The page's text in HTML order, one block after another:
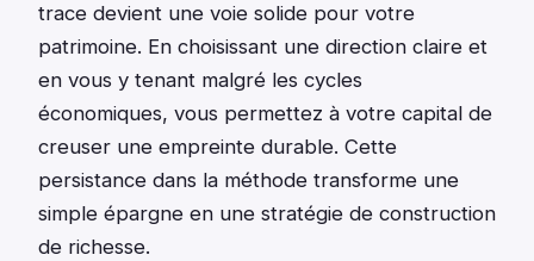
trace devient une voie solide pour votre
patrimoine. En choisissant une direction claire et
en vous y tenant malgré les cycles
économiques, vous permettez à votre capital de
creuser une empreinte durable. Cette
persistance dans la méthode transforme une
simple épargne en une stratégie de construction
de richesse.